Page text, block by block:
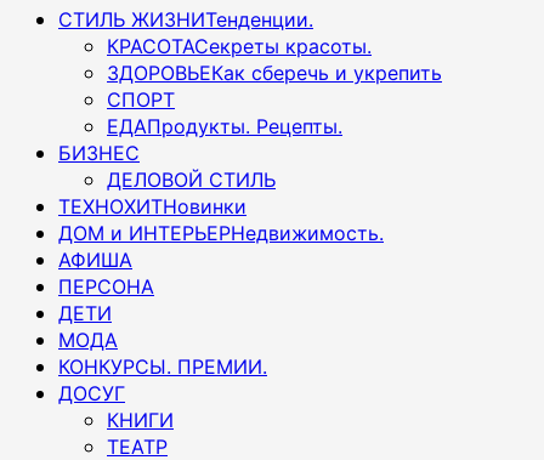
Основное
СТИЛЬ ЖИЗНИТенденции.
КРАСОТАСекреты красоты.
ЗДОРОВЬЕКак сберечь и укрепить
СПОРТ
ЕДАПродукты. Рецепты.
БИЗНЕС
ДЕЛОВОЙ СТИЛЬ
ТЕХНОХИТНовинки
ДОМ и ИНТЕРЬЕРНедвижимость.
АФИША
ПЕРСОНА
ДЕТИ
МОДА
КОНКУРСЫ. ПРЕМИИ.
ДОСУГ
КНИГИ
ТЕАТР